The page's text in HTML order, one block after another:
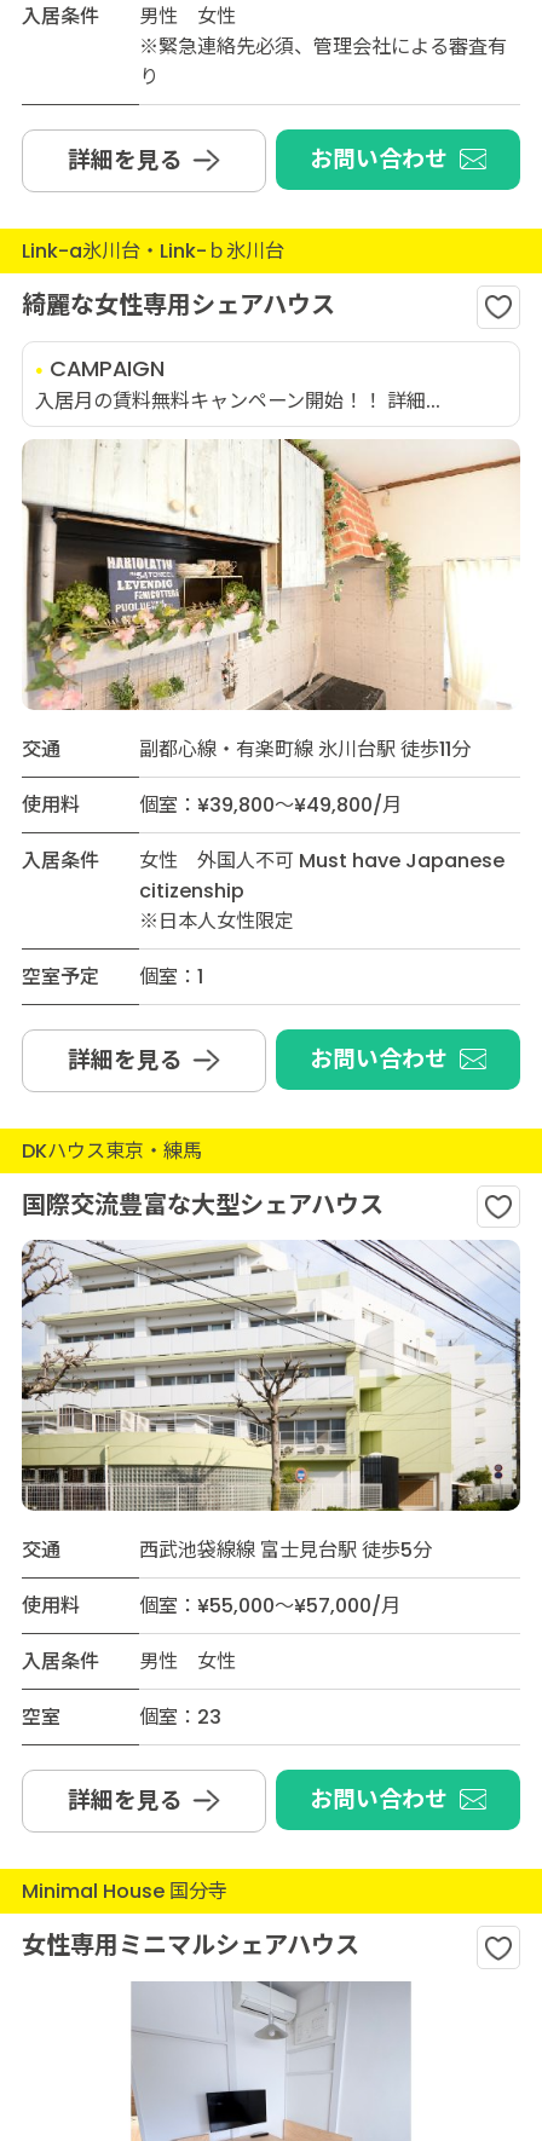
入居条件
男性 女性
※緊急連絡先必須、管理会社による審査有
り
詳細を見る お問い合わせ
Link-a氷川台・Link-ｂ氷川台
綺麗な女性専用シェアハウス
CAMPAIGN
入居月の賃料無料キャンペーン開始！！ 詳細...
交通
副都心線・有楽町線 氷川台駅 徒歩11分
使用料
個室：¥39,800～¥49,800/月
入居条件
女性 外国人不可 Must have Japanese
citizenship
※日本人女性限定
空室予定
個室：1
詳細を見る お問い合わせ
DKハウス東京・練馬
国際交流豊富な大型シェアハウス
交通
西武池袋線線 富士見台駅 徒歩5分
使用料
個室：¥55,000～¥57,000/月
入居条件
男性 女性
空室
個室：23
詳細を見る お問い合わせ
Minimal House 国分寺
女性専用ミニマルシェアハウス